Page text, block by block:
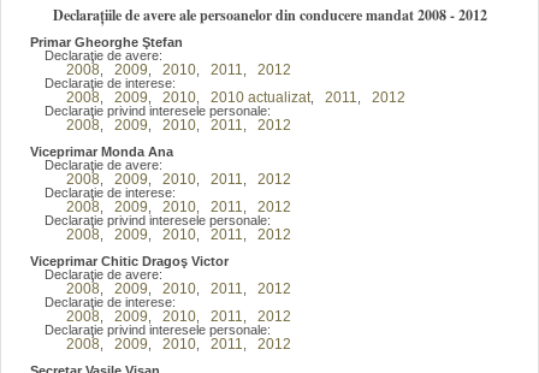
Declarațiile de avere ale persoanelor din conducere mandat 2008 - 2012
Primar Gheorghe Ştefan
Declaraţie de avere:
2008 2009 2010 2011 2012
Declaraţie de interese:
2008 2009 2010 2010 actualizat 2011 2012
Declaraţie privind interesele personale:
2008 2009 2010 2011 2012
Viceprimar Monda Ana
Declaraţie de avere:
2008 2009 2010 2011 2012
Declaraţie de interese:
2008 2009 2010 2011 2012
Declaraţie privind interesele personale:
2008 2009 2010 2011 2012
Viceprimar Chitic Dragoş Victor
Declaraţie de avere:
2008 2009 2010 2011 2012
Declaraţie de interese:
2008 2009 2010 2011 2012
Declaraţie privind interesele personale:
2008 2009 2010 2011 2012